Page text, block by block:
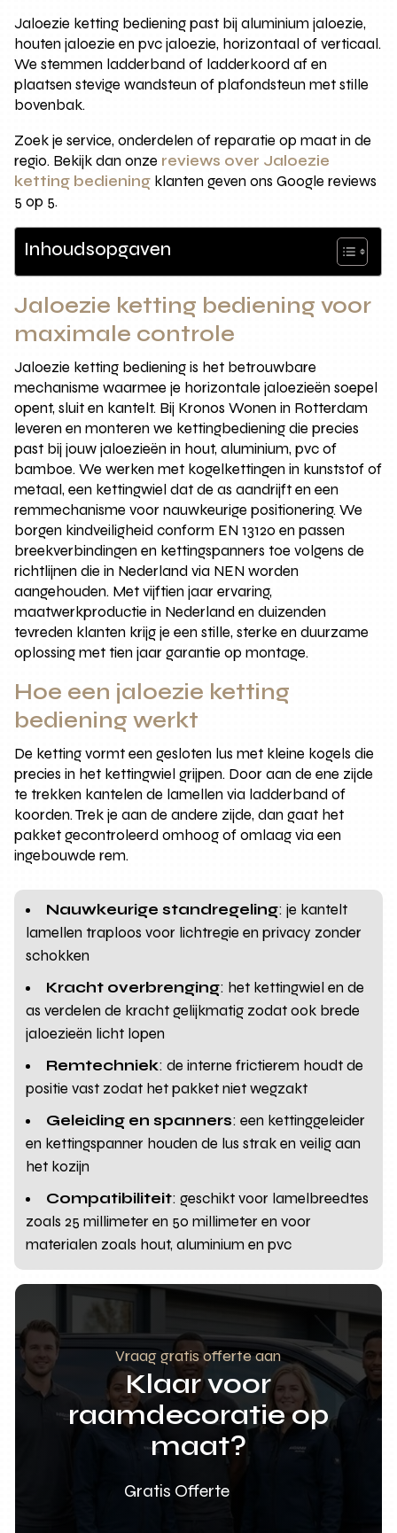
Jaloezie ketting bediening past bij aluminium jaloezie,
houten jaloezie en pvc jaloezie, horizontaal of verticaal.
We stemmen ladderband of ladderkoord af en
plaatsen stevige wandsteun of plafondsteun met stille
bovenbak.
Zoek je service, onderdelen of reparatie op maat in de
regio. Bekijk dan onze reviews over Jaloezie
ketting bediening klanten geven ons Google reviews
5 op 5.
Inhoudsopgaven
Jaloezie ketting bediening voor
maximale controle
Jaloezie ketting bediening is het betrouwbare
mechanisme waarmee je horizontale jaloezieën soepel
opent, sluit en kantelt. Bij Kronos Wonen in Rotterdam
leveren en monteren we kettingbediening die precies
past bij jouw jaloezieën in hout, aluminium, pvc of
bamboe. We werken met kogelkettingen in kunststof of
metaal, een kettingwiel dat de as aandrijft en een
remmechanisme voor nauwkeurige positionering. We
borgen kindveiligheid conform EN 13120 en passen
breekverbindingen en kettingspanners toe volgens de
richtlijnen die in Nederland via NEN worden
aangehouden. Met vijftien jaar ervaring,
maatwerkproductie in Nederland en duizenden
tevreden klanten krijg je een stille, sterke en duurzame
oplossing met tien jaar garantie op montage.
Hoe een jaloezie ketting
bediening werkt
De ketting vormt een gesloten lus met kleine kogels die
precies in het kettingwiel grijpen. Door aan de ene zijde
te trekken kantelen de lamellen via ladderband of
koorden. Trek je aan de andere zijde, dan gaat het
pakket gecontroleerd omhoog of omlaag via een
ingebouwde rem.
Nauwkeurige standregeling: je kantelt
lamellen traploos voor lichtregie en privacy zonder
schokken
Kracht overbrenging: het kettingwiel en de
as verdelen de kracht gelijkmatig zodat ook brede
jaloezieën licht lopen
Remtechniek: de interne frictierem houdt de
positie vast zodat het pakket niet wegzakt
Geleiding en spanners: een kettinggeleider
en kettingspanner houden de lus strak en veilig aan
het kozijn
Compatibiliteit: geschikt voor lamelbreedtes
zoals 25 millimeter en 50 millimeter en voor
materialen zoals hout, aluminium en pvc
Vraag gratis offerte aan
Klaar voor
raamdecoratie op
maat?
Gratis Offerte